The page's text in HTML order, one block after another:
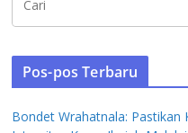
Pos-pos Terbaru
Bondet Wrahatnala: Pastikan